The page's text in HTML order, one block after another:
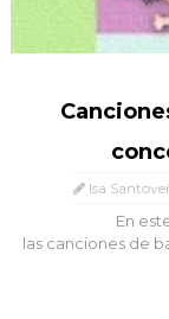
Isa
En este mes
las canciones de